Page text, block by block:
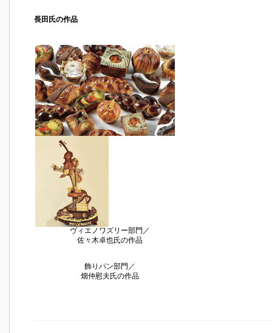
長田氏の作品
ヴィエノワズリー部門／
佐々木卓也氏の作品
飾りパン部門／
畑仲慰夫氏の作品